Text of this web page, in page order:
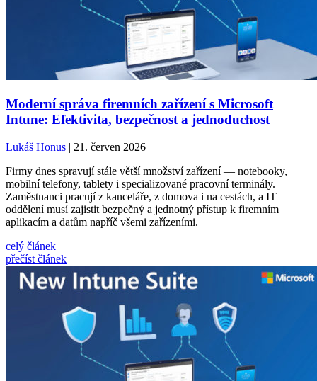
Moderní správa firemních zařízení s Microsoft
Intune: Efektivita, bezpečnost a jednoduchost
Lukáš Honus | 21. červen 2026
Firmy dnes spravují stále větší množství zařízení — notebooky,
mobilní telefony, tablety i specializované pracovní terminály.
Zaměstnanci pracují z kanceláře, z domova i na cestách, a IT
oddělení musí zajistit bezpečný a jednotný přístup k firemním
aplikacím a datům napříč všemi zařízeními.
celý článek
přečíst článek